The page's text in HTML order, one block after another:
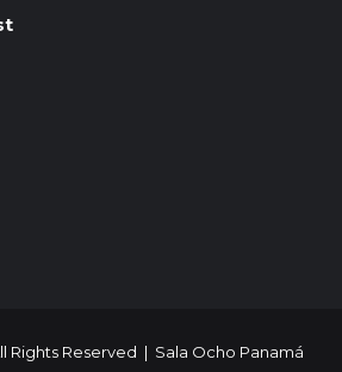
Rights Reserved | Sala Ocho Panamá